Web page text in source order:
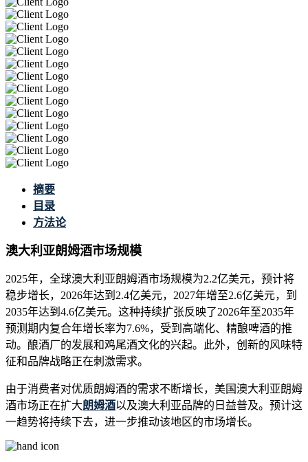
摘要
目录
方法论
澳大利亚朗姆酒市场规模
2025年，全球澳大利亚朗姆酒市场规模为2.2亿美元，预计将
稳步增长，2026年达到2.4亿美元，2027年增至2.6亿美元，到
2035年达到4.6亿美元。这种持续扩张反映了2026年至2035年
预测期内复合年增长率为7.6%，受到高端化、精酿啤酒的推
动。酿酒厂的发展和鸡尾酒文化的兴起。此外，创新的风味特
征和品牌战略正在刺激需求。
由于消费者对优质朗姆酒的需求不断增长，美国澳大利亚朗姆
酒市场正在扩大 朗姆酒以及澳大利亚品牌的日益普及。预计这
一趋势将持续下去，进一步推动该地区的市场增长。